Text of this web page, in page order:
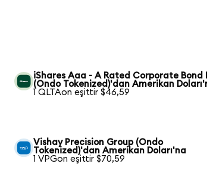
iShares Aaa - A Rated Corporate Bond
(Ondo Tokenized)'dan Amerikan
1 QLTAon eşittir $46,59
Vishay Precision Group (Ondo
Tokenized)'dan Amerikan Doları'na
1 VPGon eşittir $70,59